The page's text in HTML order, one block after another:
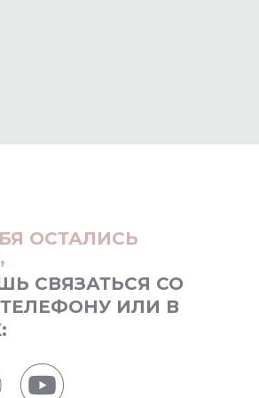
ОСТАЛИСЬ
СВЯЗАТЬСЯ СО
ИЛИ В